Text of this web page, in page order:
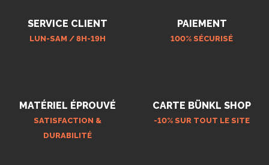
SERVICE CLIENT
LUN-SAM / 8H-19H
PAIEMENT
100% SÉCURISÉ
MATÉRIEL ÉPROUVÉ
SATISFACTION &
DURABILITÉ
CARTE BÜNKL SHOP
-10% SUR TOUT LE SITE